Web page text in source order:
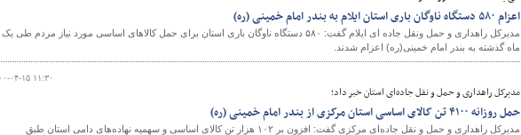
اعزام ۵۸۰ دستگاه ناوگان باری استان ایلام به بندر امام خمینی (ره)
مدیرکل راهداری و حمل ونقل جاده ای ایلام گفت: ۵۸۰ دستگاه ناوگان باری استان برای حمل کالاهای اساسی مورد نیاز مردم طی یک
ماه گذشته به بندر امام خمینی(ره) اعزام شدند.
۱۴۰۰-۰۴-۱۵
مدیرکل راهداری و حمل و نقل جاده‌ای استان خبر داد؛
حمل روزانه ۴۱۰۰ تن کالای اساسی استان مرکزی از بندر امام‌ خمینی (ره)
مدیرکل راهداری و حمل و نقل جاده‌ای مرکزی گفت: افزون بر ۱۰۲ هزار تن کالای اساسی و سهمیه نهاده‌های دامی استان طبق